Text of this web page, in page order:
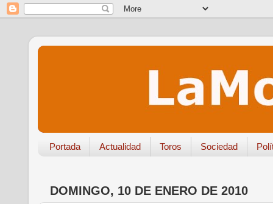
Portada Actualidad Toros Sociedad
DOMINGO, 10 DE ENERO DE 2010